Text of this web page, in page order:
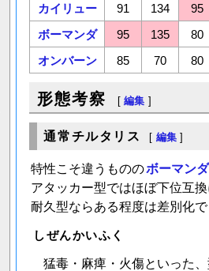
カイリュー
91 134 95
ボーマンダ
95 135 80
オンバーン
85 70 80
形態考察 [ 編集 ]
通常チルタリス [ 編集 ]
特性こそ違うもののボーマンダ
アタッカー型ではほぼ下位互換
耐久型ならある程度は差別化で
しぜんかいふく
猛毒・麻痺・火傷といった